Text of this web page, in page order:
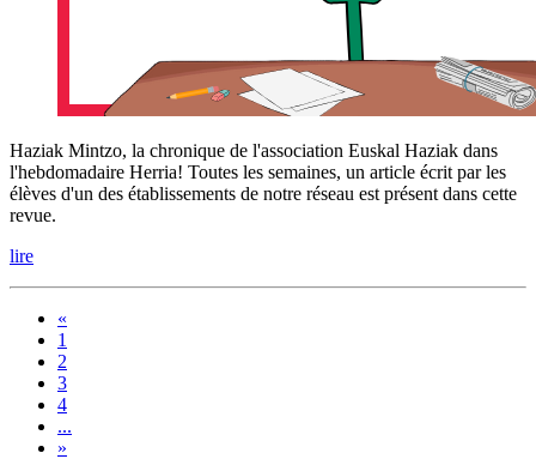
Haziak Mintzo, la chronique de l'association Euskal Haziak dans
l'hebdomadaire Herria! Toutes les semaines, un article écrit par les
élèves d'un des établissements de notre réseau est présent dans cette
revue.
lire
«
1
2
3
4
...
»